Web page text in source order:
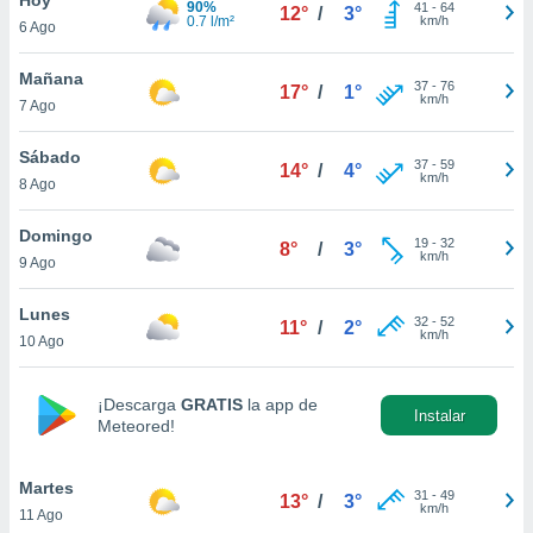
en
más
nuestra
de
aceptar
de
6 Ago
90%
0.7 l/m²
12° / 3° 41 - 64
km/h
Mañana
7 Ago
17° / 1° 37- 76
km/h
Sábado
8 Ago
14° / 4° 37- 59
km/h
Domingo
9 Ago
8° / 3° 19- 32
km/h
Lunes
10 Ago
11° / 2° 32- 52
km/h
¡Descarga GRATIS la app de
Meteored!
Instalar
Martes
11 Ago
13° / 3° 31 - 49
km/h